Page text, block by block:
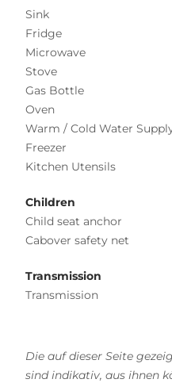
Sink
Fridge
Microwave
Stove
Gas Bottle
Oven
Warm / Cold Water
Freezer
Kitchen Utensils
Children
Child seat anchor
Cabover safety net
Transmission
Transmission
Die auf dieser Seite
sind indikativ, aus ihnen